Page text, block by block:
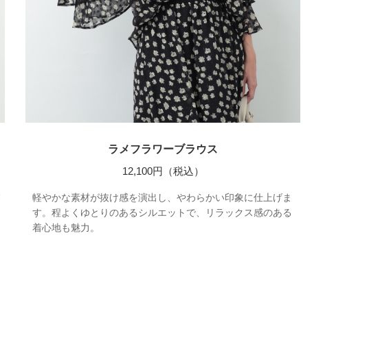
ラメフラワーブラウス
12,100円（税込）
軽やかな素材が抜け感を演出し、やわらかい印象に仕上げま
す。程よくゆとりのあるシルエットで、リラックス感のある
着心地も魅力。